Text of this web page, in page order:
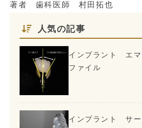
著者 歯科医師 村田拓也
人気の記事
インプラント エマ
ファイル
インプラント サー